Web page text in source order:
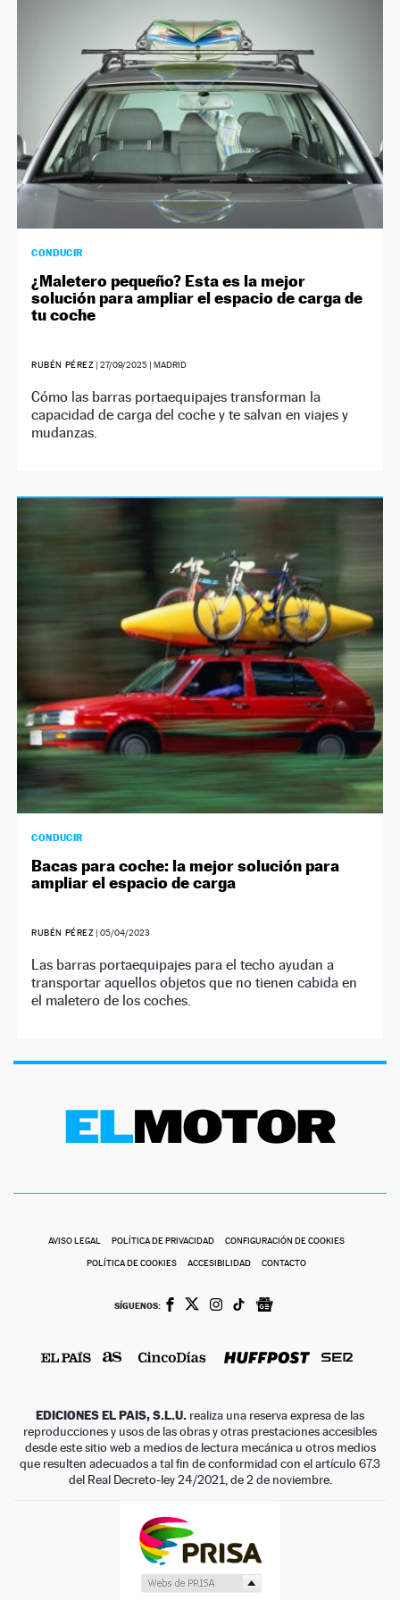
CONDUCIR
¿Maletero pequeño? Esta es la mejor
solución para ampliar el espacio de carga de
tu coche
RUBÉN PÉREZ |27/09/2025 | MADRID
Cómo las barras portaequipajes transforman la
capacidad de carga del coche y te salvan en viajes y
mudanzas.
CONDUCIR
Bacas para coche: la mejor solución para
ampliar el espacio de carga
RUBÉN PÉREZ |05/04/2023
Las barras portaequipajes para el techo ayudan a
transportar aquellos objetos que no tienen cabida en
el maletero de los coches.
AVISO LEGAL POLÍTICA DE PRIVACIDAD CONFIGURACIÓN DE COOKIES
POLÍTICA DE COOKIES ACCESIBILIDAD CONTACTO
SÍGUENOS:
EDICIONES EL PAIS, S.L.U. realiza una reserva expresa de las
reproducciones y usos de las obras y otras prestaciones accesibles
desde este sitio web a medios de lectura mecánica u otros medios
que resulten adecuados a tal fin de conformidad con el artículo 67.3
del Real Decreto-ley 24/2021, de 2 de noviembre.